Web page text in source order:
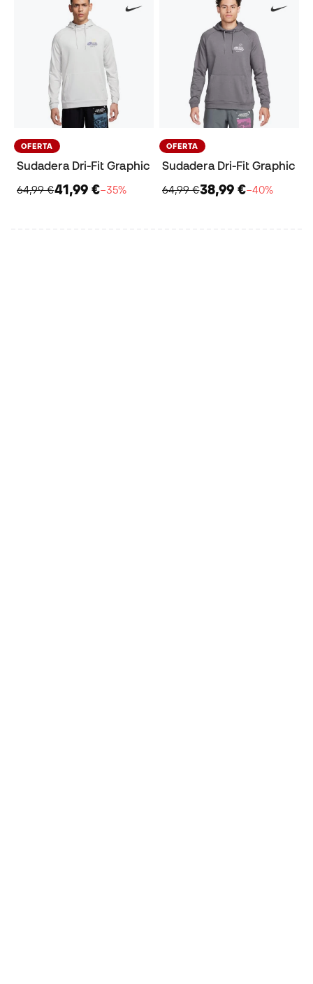
OFERTA
Sudadera Dri-Fit Graphic
64,99 €41,99 €−35%
OFERTA
Sudadera Dri-Fit Graphic
64,99 €38,99 €−40%